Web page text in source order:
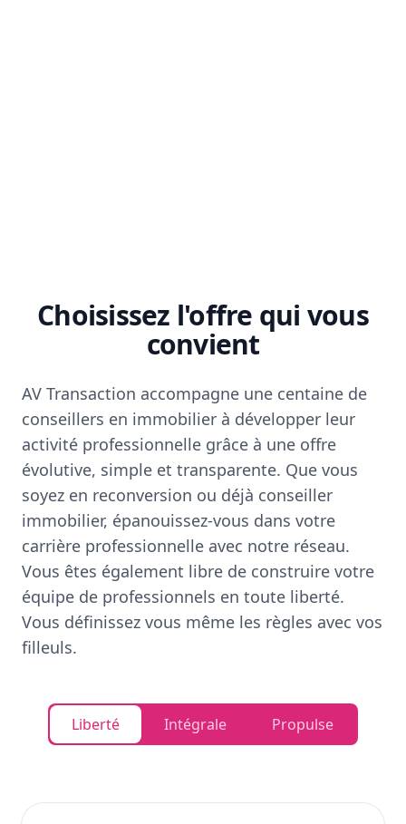
Choisissez l'offre qui vous
convient
AV Transaction accompagne une centaine de
conseillers en immobilier à développer leur
activité professionnelle grâce à une offre
évolutive, simple et transparente. Que vous
soyez en reconversion ou déjà conseiller
immobilier, épanouissez-vous dans votre
carrière professionnelle avec notre réseau.
Vous êtes également libre de construire votre
équipe de professionnels en toute liberté.
Vous définissez vous même les règles avec vos
filleuls.
Liberté Intégrale Propulse